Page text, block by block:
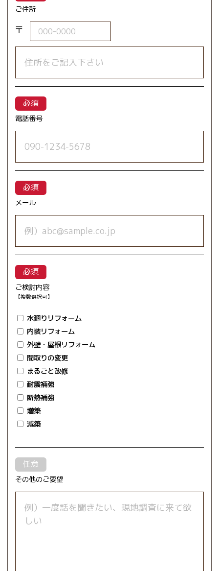
ご住所
〒
電話番号
メール
ご検討内容
【複数選択可】
水廻りリフォーム
内装リフォーム
外壁・屋根リフォーム
間取りの変更
まるごと改修
耐震補強
断熱補強
増築
減築
その他のご要望